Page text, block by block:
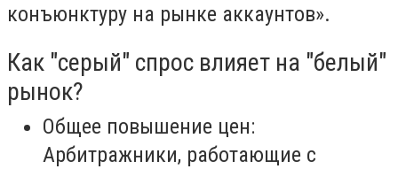
конъюнктуру на рынке аккаунтов».
Как "серый" спрос влияет на "белый"
рынок?
Общее повышение цен:
Арбитражники, работающие с